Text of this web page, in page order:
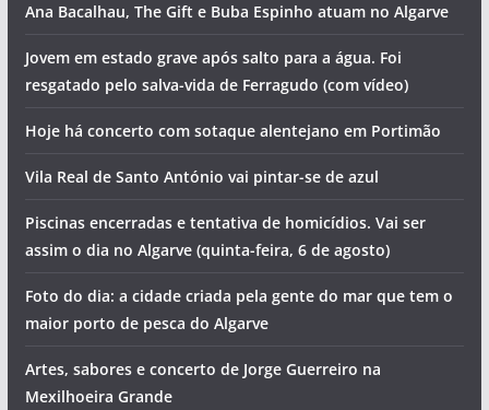
Ana Bacalhau, The Gift e Buba Espinho atuam no Algarve
Jovem em estado grave após salto para a água. Foi
resgatado pelo salva-vida de Ferragudo (com vídeo)
Hoje há concerto com sotaque alentejano em Portimão
Vila Real de Santo António vai pintar-se de azul
Piscinas encerradas e tentativa de homicídios. Vai ser
assim o dia no Algarve (quinta-feira, 6 de agosto)
Foto do dia: a cidade criada pela gente do mar que tem o
maior porto de pesca do Algarve
Artes, sabores e concerto de Jorge Guerreiro na
Mexilhoeira Grande